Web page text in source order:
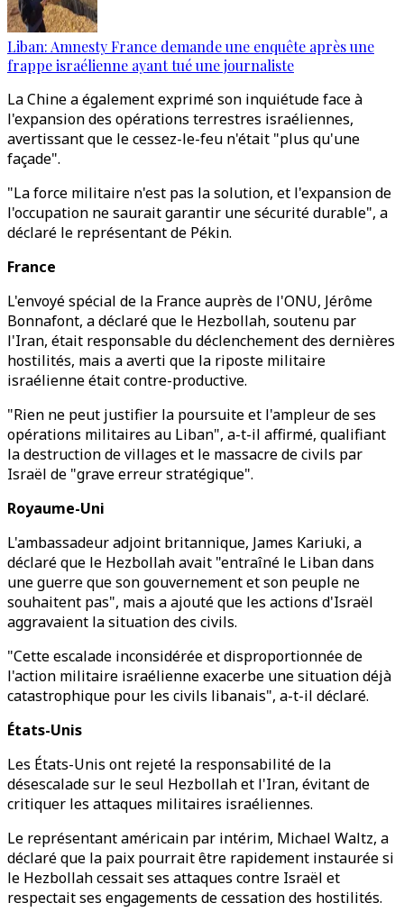
Liban: Amnesty France demande une enquête après une
frappe israélienne ayant tué une journaliste
La Chine a également exprimé son inquiétude face à
l'expansion des opérations terrestres israéliennes,
avertissant que le cessez-le-feu n'était "plus qu'une
façade".
"La force militaire n'est pas la solution, et l'expansion de
l'occupation ne saurait garantir une sécurité durable", a
déclaré le représentant de Pékin.
France
L'envoyé spécial de la France auprès de l'ONU, Jérôme
Bonnafont, a déclaré que le Hezbollah, soutenu par
l'Iran, était responsable du déclenchement des dernières
hostilités, mais a averti que la riposte militaire
israélienne était contre-productive.
"Rien ne peut justifier la poursuite et l'ampleur de ses
opérations militaires au Liban", a-t-il affirmé, qualifiant
la destruction de villages et le massacre de civils par
Israël de "grave erreur stratégique".
Royaume-Uni
L'ambassadeur adjoint britannique, James Kariuki, a
déclaré que le Hezbollah avait "entraîné le Liban dans
une guerre que son gouvernement et son peuple ne
souhaitent pas", mais a ajouté que les actions d'Israël
aggravaient la situation des civils.
"Cette escalade inconsidérée et disproportionnée de
l'action militaire israélienne exacerbe une situation déjà
catastrophique pour les civils libanais", a-t-il déclaré.
États-Unis
Les États-Unis ont rejeté la responsabilité de la
désescalade sur le seul Hezbollah et l'Iran, évitant de
critiquer les attaques militaires israéliennes.
Le représentant américain par intérim, Michael Waltz, a
déclaré que la paix pourrait être rapidement instaurée si
le Hezbollah cessait ses attaques contre Israël et
respectait ses engagements de cessation des hostilités.